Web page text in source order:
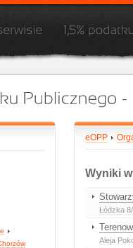
eOPP
Wyniki
Łódzka
Aleja